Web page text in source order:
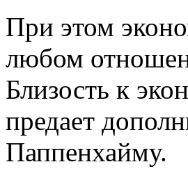
При этом
любом
Близость к
предает
Паппенхайму.